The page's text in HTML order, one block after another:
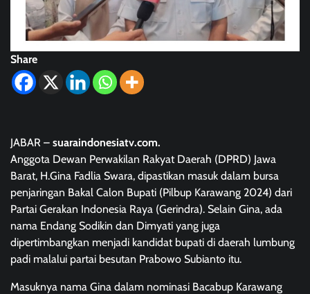
Share
JABAR – suaraindonesiatv.com.
Anggota Dewan Perwakilan Rakyat Daerah (DPRD) Jawa
Barat, H.Gina Fadlia Swara, dipastikan masuk dalam bursa
penjaringan Bakal Calon Bupati (Pilbup Karawang 2024) dari
Partai Gerakan Indonesia Raya (Gerindra). Selain Gina, ada
nama Endang Sodikin dan Dimyati yang juga
dipertimbangkan menjadi kandidat bupati di daerah lumbung
padi malalui partai besutan Prabowo Subianto itu.
Masuknya nama Gina dalam nominasi Bacabup Karawang